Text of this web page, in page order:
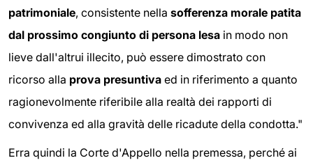
patrimoniale, consistente nella sofferenza morale patita
dal prossimo congiunto di persona lesa in modo non
lieve dall'altrui illecito, può essere dimostrato con
ricorso alla prova presuntiva ed in riferimento a quanto
ragionevolmente riferibile alla realtà dei rapporti di
convivenza ed alla gravità delle ricadute della condotta."
Erra quindi la Corte d'Appello nella premessa, perché ai